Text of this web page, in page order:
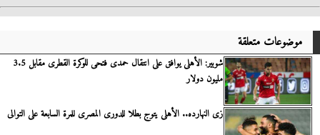
موضوعات متعلقة
شوبير: الأهلى يوافق على انتقال حمدى فتحى للوكرة القطرى مقابل 3.5
مليون دولار
زى النهارده.. الأهلى يتوج بطلا للدورى المصرى للمرة السابعة على التوالى